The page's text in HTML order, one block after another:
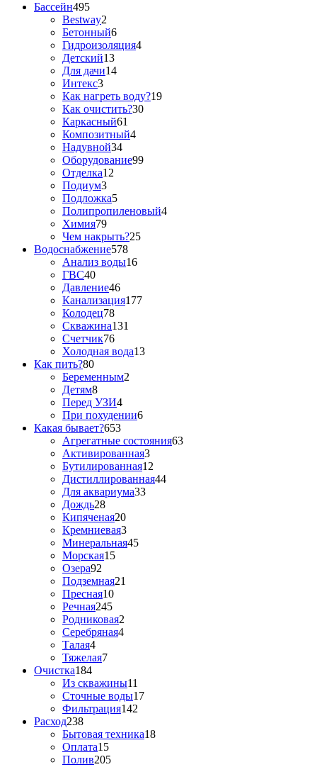
Бассейн495
Bestway2
Бетонный6
Гидроизоляция4
Детский13
Для дачи14
Интекс3
Как нагреть воду?19
Как очистить?30
Каркасный61
Композитный4
Надувной34
Оборудование99
Отделка12
Подиум3
Подложка5
Полипропиленовый4
Химия79
Чем накрыть?25
Водоснабжение578
Анализ воды16
ГВС40
Давление46
Канализация177
Колодец78
Скважина131
Счетчик76
Холодная вода13
Как пить?80
Беременным2
Детям8
Перед УЗИ4
При похудении6
Какая бывает?653
Агрегатные состояния63
Активированная3
Бутилированная12
Дистиллированная44
Для аквариума33
Дождь28
Кипяченая20
Кремниевая3
Минеральная45
Морская15
Озера92
Подземная21
Пресная10
Речная245
Родниковая2
Серебряная4
Талая4
Тяжелая7
Очистка184
Из скважины11
Сточные воды17
Фильтрация142
Расход238
Бытовая техника18
Оплата15
Полив205